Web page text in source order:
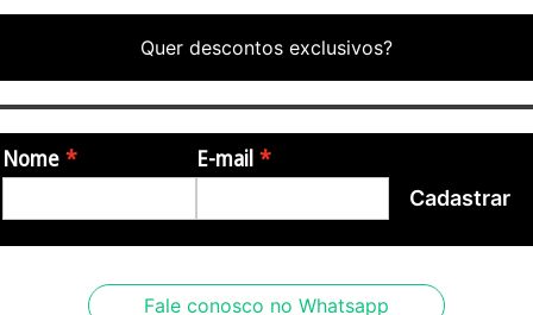
Quer descontos exclusivos?
Nome E-mail
Cadastrar
Fale conosco no Whatsapp